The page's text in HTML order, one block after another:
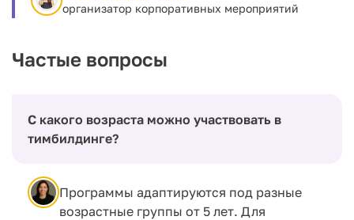
организатор корпоративных мероприятий
Частые вопросы
С какого возраста можно участвовать в
тимбилдинге?
Программы адаптируются под разные
возрастные группы от 5 лет. Для